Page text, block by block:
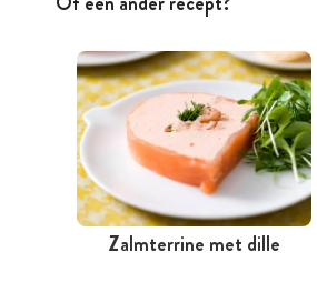
Zalmterrine met dille